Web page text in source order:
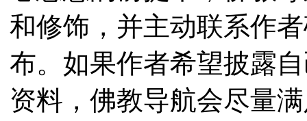
和修饰，并主动联系作
布。如果作者希望披露
资料，佛教导航会尽量